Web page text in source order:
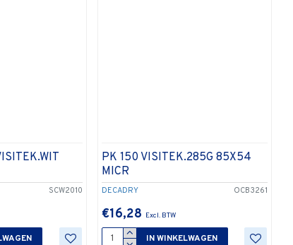
SCW2010 DECADRY OCB3261
PK 150 VISITEK.285G 85X54
MICR
€16,28
IN WINKELWAGEN